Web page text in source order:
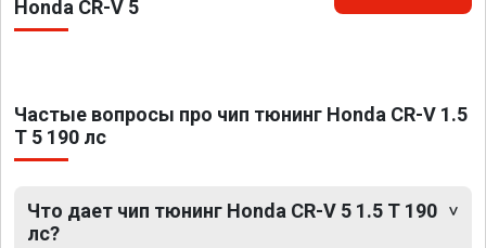
Honda CR-V 5
Частые вопросы про чип тюнинг Honda CR-V 1.5
T 5 190 лс
Что дает чип тюнинг Honda CR-V 5 1.5 T 190
лс?